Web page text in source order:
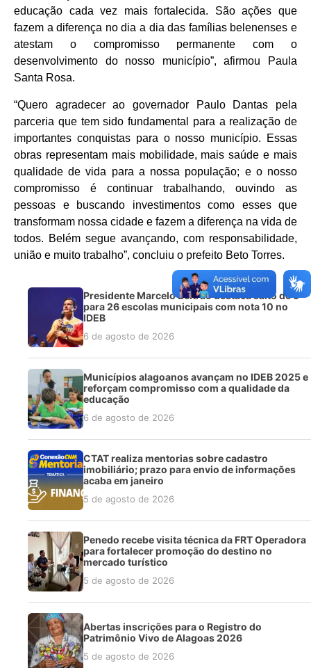
educação cada vez mais fortalecida. São ações que
fazem a diferença no dia a dia das famílias belenenses e
atestam o compromisso permanente com o
desenvolvimento do nosso município”, afirmou Paula
Santa Rosa.
“Quero agradecer ao governador Paulo Dantas pela
parceria que tem sido fundamental para a realização de
importantes conquistas para o nosso município. Essas
obras representam mais mobilidade, mais saúde e mais
qualidade de vida para a nossa população; e o nosso
compromisso é continuar trabalhando, ouvindo as
pessoas e buscando investimentos como esses que
transformam nossa cidade e fazem a diferença na vida de
todos. Belém segue avançando, com responsabilidade,
união e muito trabalho”, concluiu o prefeito Beto Torres.
Presidente Marcelo Beltrão destaca salto de 5
para 26 escolas municipais com nota 10 no
IDEB
6 de agosto de 2026
Municípios alagoanos avançam no IDEB 2025 e
reforçam compromisso com a qualidade da
educação
6 de agosto de 2026
CTAT realiza mentorias sobre cadastro
imobiliário; prazo para envio de informações
acaba em janeiro
5 de agosto de 2026
Penedo recebe visita técnica da FRT Operadora
para fortalecer promoção do destino no
mercado turístico
5 de agosto de 2026
Abertas inscrições para o Registro do
Patrimônio Vivo de Alagoas 2026
5 de agosto de 2026